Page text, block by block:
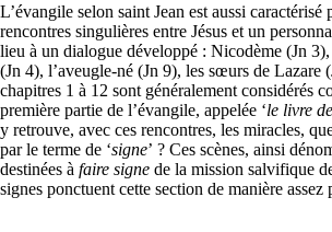
L’évangile selon saint Jean est aussi caractérisé
rencontres singulières entre Jésus et un
lieu à un dialogue développé : Nicodème (Jn
(Jn 4), l’aveugle-né (Jn 9), les sœurs de Lazare
chapitres 1 à 12 sont généralement considérés
première partie de l’évangile, appelée ‘le livre
y retrouve, avec ces rencontres, les miracles,
par le terme de ‘signe’ ? Ces scènes, ainsi
destinées à faire signe de la mission salvifique
signes ponctuent cette section de manière assez